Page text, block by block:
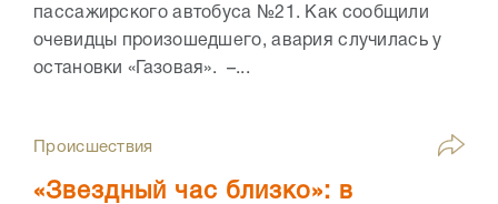
пассажирского автобуса №21. Как сообщили
очевидцы произошедшего, авария случилась у
остановки «Газовая». –...
Происшествия
«Звездный час близко»: в